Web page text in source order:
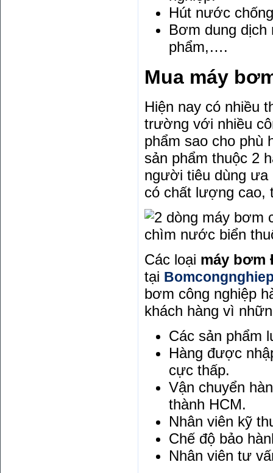
Hút nước
Bơm dung dịch
phẩm,….
Mua máy
Hiện nay có nhiều
trường với nhiều
phẩm sao cho phù
sản phẩm thuộc 2
người tiêu dùng ưa
có chất lượng cao,
chìm nước biển
Các loại máy bơm
tại
bơm công nghiệp
khách hàng vì
Các sản phẩm
Hàng được
cực thấp.
Vận chuyển
thành HCM.
Nhân viên kỹ
Chế độ bảo
Nhân viên tư